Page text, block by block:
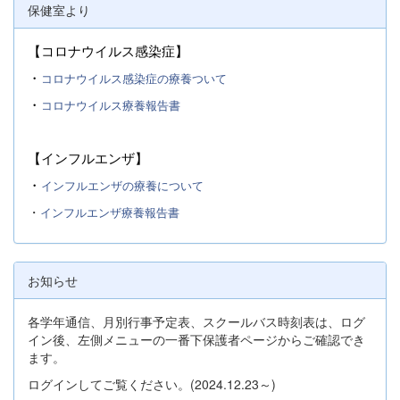
保健室より
【コロナウイルス感染症】
・ コロナウイルス感染症の療養ついて
・ コロナウイルス療養報告書
【インフルエンザ】
・ インフルエンザの療養について
・ インフルエンザ療養報告書
お知らせ
各学年通信、月別行事予定表、スクールバス時刻表は、ログ
イン後、左側メニューの一番下保護者ページからご確認でき
ます。
ログインしてご覧ください。(2024.12.23～)